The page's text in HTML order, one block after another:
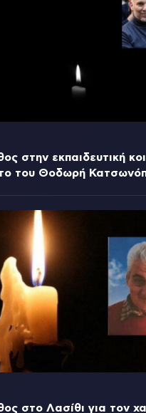
στην εκπαιδευτική
του Θοδωρή
στο Λασίθι για τον